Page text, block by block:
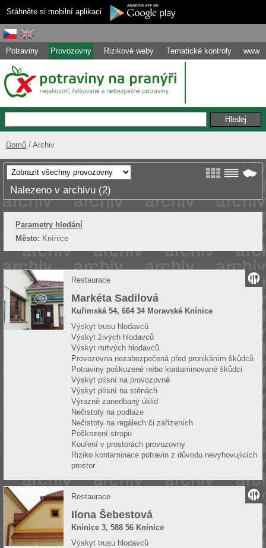
Stáhněte si mobilní aplikaci
Potraviny Provozovny Rizikové weby Tematické kontroly www
Domů Archiv
Nalezeno v archivu (2)
Parametry hledání
Město: Knínice
Restaurace
Markéta Sadilová
Kuřimská 54, 664 34 Moravské Knínice
Výskyt trusu hlodavců
Výskyt živých hlodavců
Výskyt mrtvých hlodavců
Provozovna nezabezpečená před pronikáním škůdců
Potraviny poškozené nebo kontaminované škůdci
Výskyt plísní na provozovně
Výskyt plísní na stěnách
Výrazně zanedbaný úklid
Nečistoty na podlaze
Nečistoty na regálech či zařízeních
Poškození stropu
Kouření v prostorách provozovny
Riziko kontaminace potravin z důvodu nevyhovujících
prostor
Restaurace
Ilona Šebestová
Knínice 3, 588 56 Knínice
Výskyt trusu hlodavců